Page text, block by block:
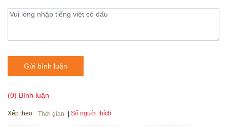
Gửi bình luận
(0) Bình luận
Xếp theo: Thời gian Số người thích